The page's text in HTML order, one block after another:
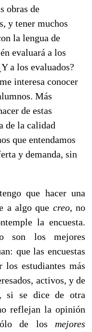
obras de
y tener muchos
la lengua de
evaluará a los
a los evaluados?
interesa conocer
Más
de estas
de la calidad
que entendamos
y demanda, sin
que hacer una
a algo que creo, no
la encuesta.
son los mejores
que las encuestas
los estudiantes más
activos, y de
si se dice de otra
reflejan la opinión
de los mejores